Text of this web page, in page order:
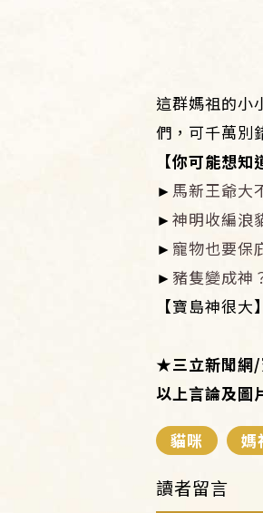
這群媽祖的小
們，可千萬別
【你可能想知
►​ 馬新王爺大
► 神明收編浪
► 寵物也要保
► 豬隻變成神
【寶島神很大
★三立新聞網/
以上言論及圖
貓咪 媽
讀者留言